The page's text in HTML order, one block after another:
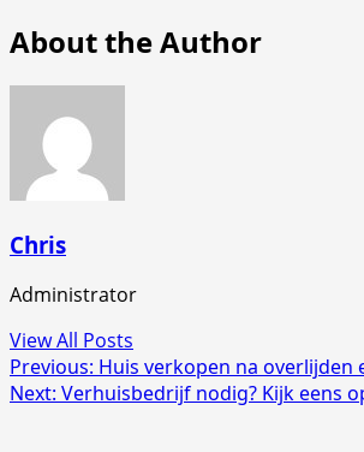
About the Author
Chris
Administrator
View All Posts
Post
navigation
Previous: Huis verkopen na overlijden
Next: Verhuisbedrijf nodig? Kijk eens